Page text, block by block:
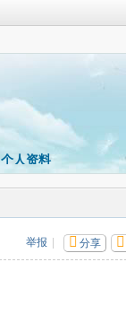
个人资料
分享
举报